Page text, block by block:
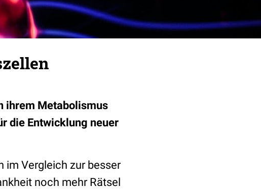
ihrem Metabolismus
die Entwicklung neuer
im Vergleich zur besser
noch mehr Rätsel